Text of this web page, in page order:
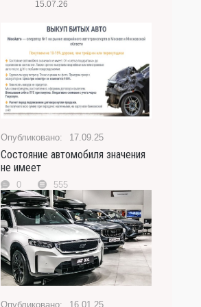
15.07.26
17.09.25
Состояние автомобиля значения
не имеет
0 555
16.01.25